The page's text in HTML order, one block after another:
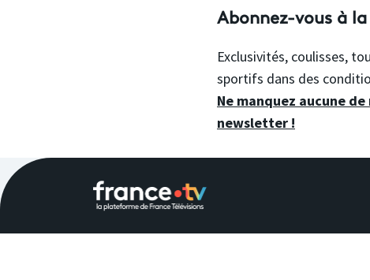
Abonnez-vous à la
Exclusivités, coulisses,
sportifs dans des
Ne manquez aucune
newsletter !